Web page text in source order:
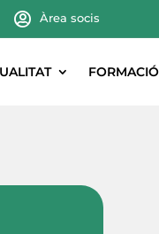
Àrea socis
FORMACIÓ